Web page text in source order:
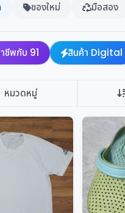
ของใหม่ มือสอง
ชีพกับ 91 สินค้า Digital
หมวดหมู่